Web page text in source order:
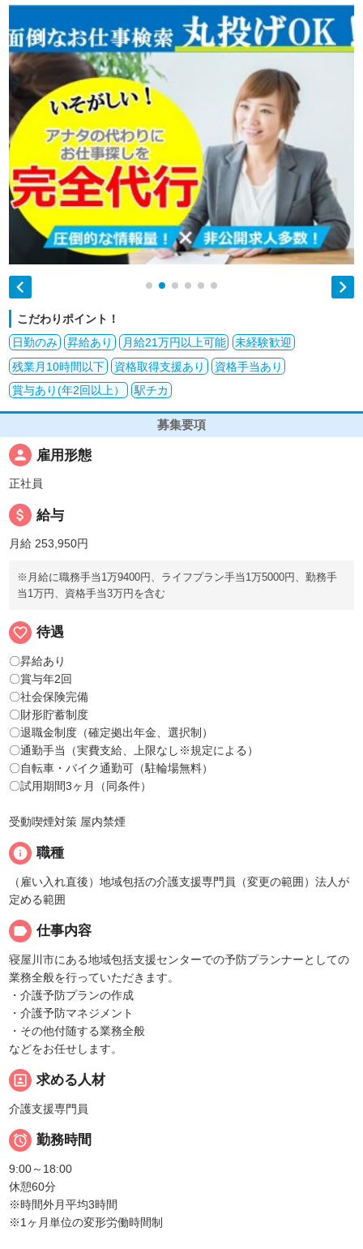
 
こだわりポイント！
日勤のみ
昇給あり 月給21万円以上可能
未経験歓迎
残業月10時間以下
資格取得支援あり
資格手当あり
賞与あり(年2回以上）
駅チカ
募集要項
person 雇用形態
正社員
attach_money 給与
月給 253,950円
※月給に職務手当1万9400円、ライフプラン手当1万5000円、勤務手
当1万円、資格手当3万円を含む
favorite_border 待遇
〇昇給あり
〇賞与年2回
〇社会保険完備
〇財形貯蓄制度
〇退職金制度（確定拠出年金、選択制）
〇通勤手当（実費支給、上限なし※規定による）
〇自転車・バイク通勤可（駐輪場無料）
〇試用期間3ヶ月（同条件）
受動喫煙対策 屋内禁煙
info 職種
（雇い入れ直後）地域包括の介護支援専門員（変更の範囲）法人が
定める範囲
label 仕事内容
寝屋川市にある地域包括支援センターでの予防プランナーとしての
業務全般を行っていただきます。
・介護予防プランの作成
・介護予防マネジメント
・その他付随する業務全般
などをお任せします。
portrait 求める人材
介護支援専門員
 勤務時間
9:00～18:00
休憩60分
※時間外月平均3時間
※1ヶ月単位の変形労働時間制